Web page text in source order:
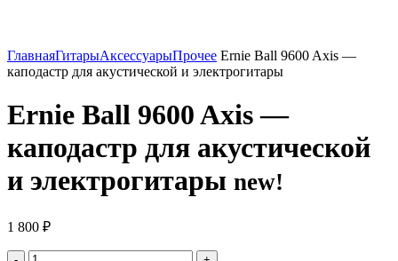
ГлавнаяГитарыАксессуарыПрочее Ernie Ball 9600 Axis —
каподастр для акустической и электрогитары
Ernie Ball 9600 Axis —
каподастр для акустической
и электрогитары new!
1 800 ₽